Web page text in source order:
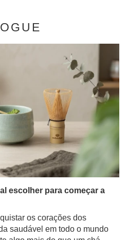
escolher para começar a
os corações dos
saudável em todo o mundo